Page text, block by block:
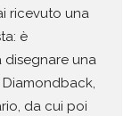
ricevuto una
è
disegnare una
da cui poi